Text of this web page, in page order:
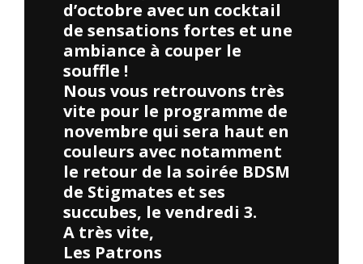
d’octobre avec un cocktail
de sensations fortes et une
ambiance à couper le
souffle !
Nous vous retrouvons très
vite pour le programme de
novembre qui sera haut en
couleurs avec notamment
le retour de la soirée BDSM
de Stigmates et ses
succubes, le vendredi 3.
A très vite,
Les Patrons